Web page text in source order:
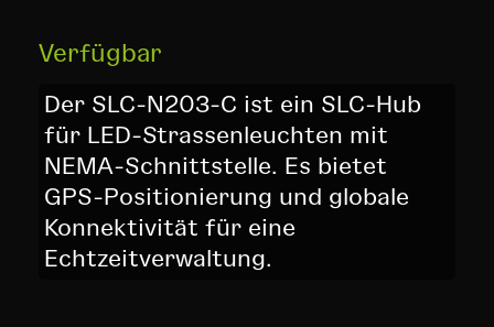
Verfügbar
Der SLC-N203-C ist ein SLC-Hub
für LED-Strassenleuchten mit
NEMA-Schnittstelle. Es bietet
GPS-Positionierung und globale
Konnektivität für eine
Echtzeitverwaltung.